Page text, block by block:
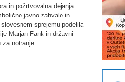
in požrtvovalna dejanja.
javno zahvalo in
sprejemu podelila
Marjan Fank in državni
za notranje ...